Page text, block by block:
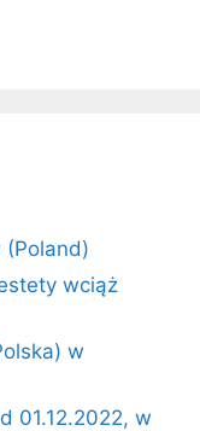
(Poland)
wciąż
w
01.12.2022, w